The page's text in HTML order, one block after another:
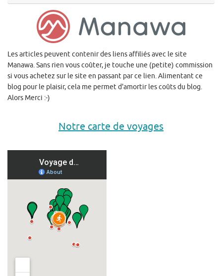
Les articles peuvent contenir des liens affiliés avec le site
Manawa. Sans rien vous coûter, je touche une (petite) commission
si vous achetez sur le site en passant par ce lien. Alimentant ce
blog pour le plaisir, cela me permet d'amortir les coûts du blog.
Alors Merci :-)
Notre carte de voyages